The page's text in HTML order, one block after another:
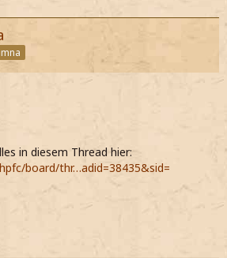
in diesem Thread hier:
board/thr…adid=38435&sid=